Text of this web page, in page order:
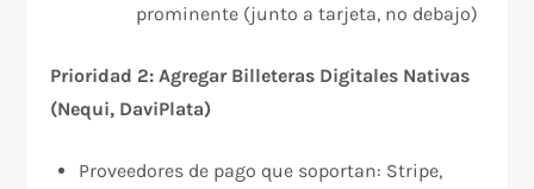
prominente (junto a tarjeta, no debajo)
Prioridad 2: Agregar Billeteras Digitales Nativas
(Nequi, DaviPlata)
Proveedores de pago que soportan: Stripe,